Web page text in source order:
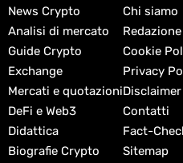
News Crypto
Analisi di mercato
Guide Crypto
Exchange
Mercati e quotazioni
DeFi e Web3
Didattica
Biografie Crypto
Chi siamo
Redazione
Cookie
Privacy
Disclaimer
Contatti
Fact-
Sitemap